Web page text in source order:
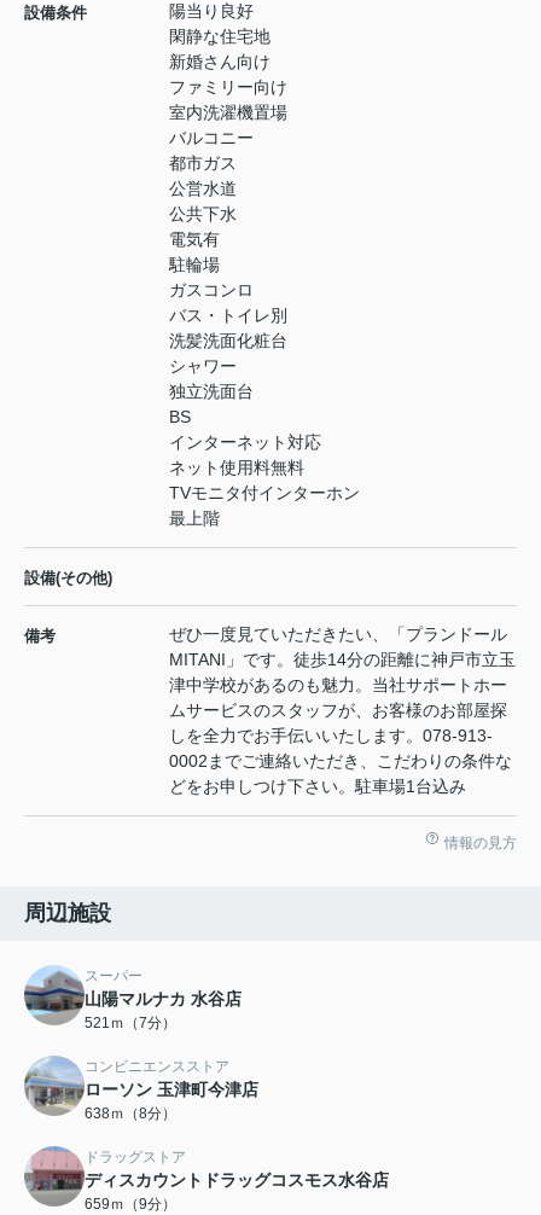
設備条件
陽当り良好
閑静な住宅地
新婚さん向け
ファミリー向け
室内洗濯機置場
バルコニー
都市ガス
公営水道
公共下水
電気有
駐輪場
ガスコンロ
バス・トイレ別
洗髪洗面化粧台
シャワー
独立洗面台
BS
インターネット対応
ネット使用料無料
TVモニタ付インターホン
最上階
設備(その他)
備考
ぜひ一度見ていただきたい、「プランドール
MITANI」です。徒歩14分の距離に神戸市立玉
津中学校があるのも魅力。当社サポートホー
ムサービスのスタッフが、お客様のお部屋探
しを全力でお手伝いいたします。078-913-
0002までご連絡いただき、こだわりの条件な
どをお申しつけ下さい。駐車場1台込み
情報の見方
周辺施設
スーパー
山陽マルナカ 水谷店
521ｍ（7分）
コンビニエンスストア
ローソン 玉津町今津店
638ｍ（8分）
ドラッグストア
ディスカウントドラッグコスモス水谷店
659ｍ（9分）